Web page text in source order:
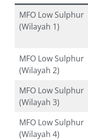
MFO Low Sulphur
(Wilayah 1)
MFO Low Sulphur
(Wilayah 2)
MFO Low Sulphur
(Wilayah 3)
MFO Low Sulphur
(Wilayah 4)